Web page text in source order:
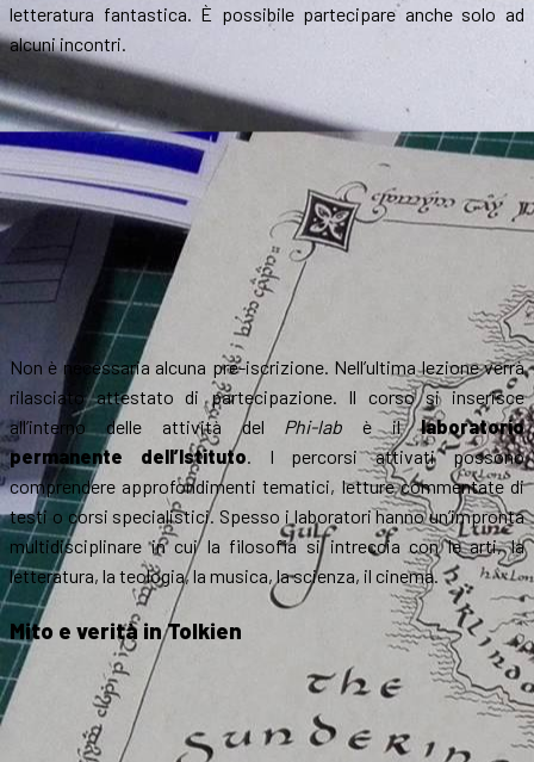
letteratura fantastica. È possibile partecipare anche solo ad
alcuni incontri.
Non è necessaria alcuna pre-iscrizione. Nell’ultima lezione verrà
rilasciato attestato di partecipazione. Il corso si inserisce
all’interno delle attività del Phi-lab è illaboratorio
permanente dell’Istituto. I percorsi attivati possono
comprendere approfondimenti tematici, letture commentate di
testi o corsi specialistici. Spesso i laboratori hanno un’impronta
multidisciplinare in cui la filosofia si intreccia con le arti, la
letteratura, la teologia, la musica, la scienza, il cinema.
Mito e verità in Tolkien